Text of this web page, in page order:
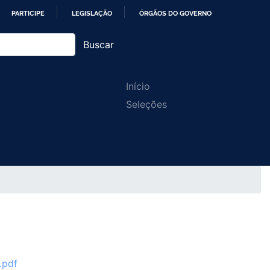
PARTICIPE LEGISLAÇÃO ÓRGÃOS DO GOVERNO
Buscar
Main
navigation
Início
Seleções